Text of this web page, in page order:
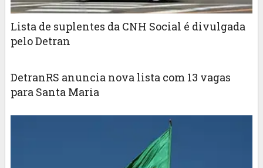
Lista de suplentes da CNH Social é divulgada
pelo Detran
DetranRS anuncia nova lista com 13 vagas
para Santa Maria